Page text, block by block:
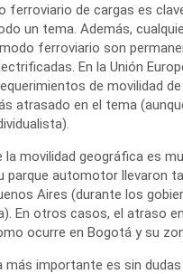
ferroviario de cargas es
un tema. Además,
ferroviario son
En la Unión
de movilidad
atrasado en el tema
movilidad geográfica es
automotor llevaron
Aires (durante los
En otros casos, el atraso
ocurre en Bogotá y su
más importante es sin